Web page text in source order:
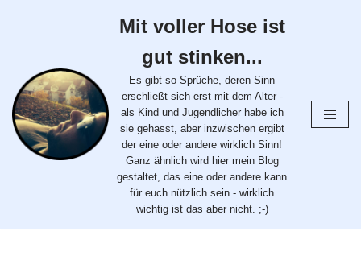
springen
Mit voller Hose ist
gut stinken...
Es gibt so Sprüche, deren Sinn
erschließt sich erst mit dem Alter -
als Kind und Jugendlicher habe ich
sie gehasst, aber inzwischen ergibt
der eine oder andere wirklich Sinn!
Ganz ähnlich wird hier mein Blog
gestaltet, das eine oder andere kann
für euch nützlich sein - wirklich
wichtig ist das aber nicht. ;-)